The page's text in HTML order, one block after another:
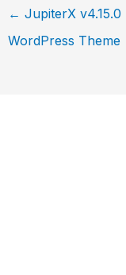
← JupiterX v4.15.0
WordPress Theme